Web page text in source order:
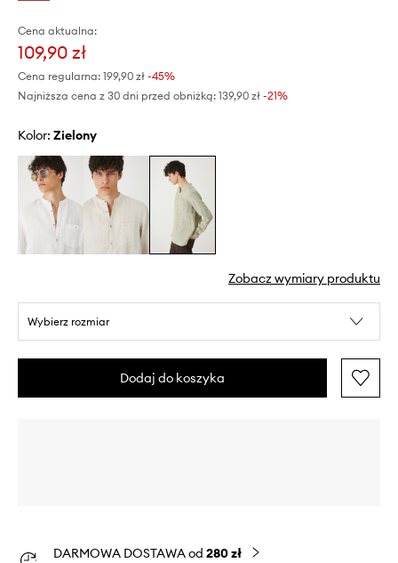
Cena aktualna:
109,90 zł
Cena regularna: 199,90 zł -45%
Najniższa cena z 30 dni przed obniżką: 139,90 zł -21%
Kolor: zielony
Zobacz wymiary produktu
Wybierz rozmiar
Dodaj do koszyka
DARMOWA DOSTAWA od 280 zł